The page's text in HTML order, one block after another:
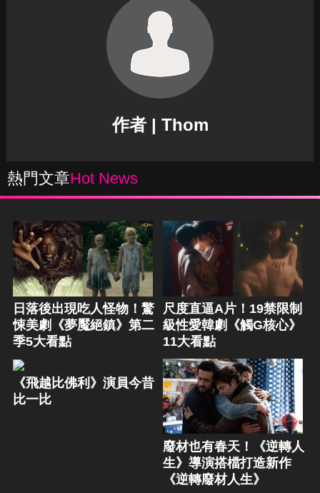
作者 | Thom
熱門文章Hot News
日落後出現吃人怪物！驚
悚美劇《夢魘絕鎮》第二
季5大看點
尺度直逼A片！19禁限制
級性愛韓劇《觸G核心》
11大看點
《飛越比佛利》演員今昔
比一比
廢材也有春天！《逆轉人
生》導演搭檔打造新作
《逆轉廢材人生》